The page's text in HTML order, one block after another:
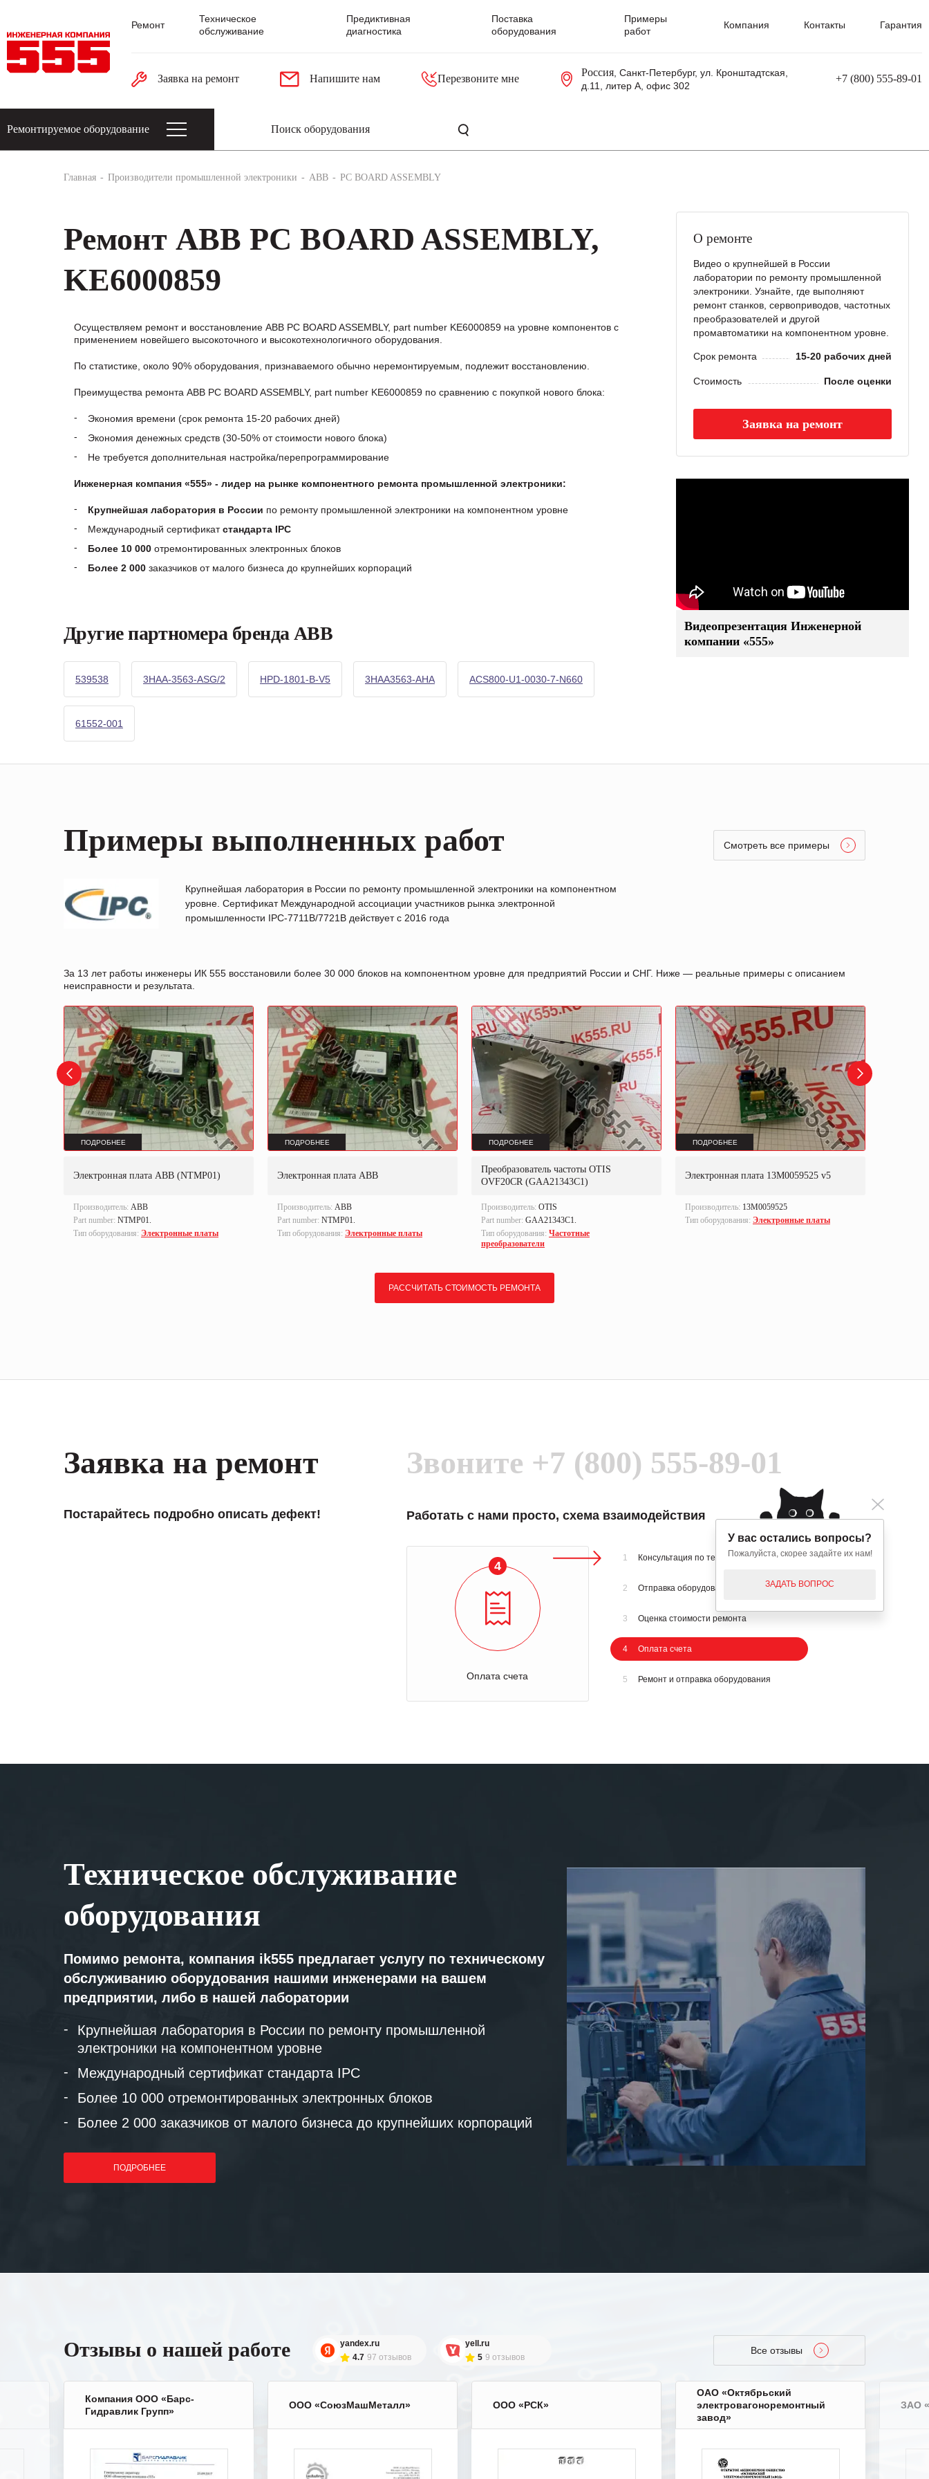
Ремонт
Техническое
обслуживание
Предиктивная
диагностика
Поставка
оборудования
Примеры
работ
Компания Контакты Гарантия
Заявка на ремонт Напишите нам Перезвоните мне
Россия, Санкт-Петербург, ул. Кронштадтская,
д.11, литер А, офис 302
+7 (800) 555-89-01
Ремонтируемое оборудование
Главная Производители промышленной электроники ABB PC BOARD ASSEMBLY
Ремонт ABB PC BOARD ASSEMBLY,
KE6000859
Осуществляем ремонт и восстановление ABB PC BOARD ASSEMBLY, part number KE6000859 на уровне компонентов с
применением новейшего высокоточного и высокотехнологичного оборудования.
По статистике, около 90% оборудования, признаваемого обычно неремонтируемым, подлежит восстановлению.
Преимущества ремонта ABB PC BOARD ASSEMBLY, part number KE6000859 по сравнению с покупкой нового блока:
Экономия времени (срок ремонта 15-20 рабочих дней)
Экономия денежных средств (30-50% от стоимости нового блока)
Не требуется дополнительная настройка/перепрограммирование
Инженерная компания «555» - лидер на рынке компонентного ремонта промышленной электроники:
Крупнейшая лаборатория в России по ремонту промышленной электроники на компонентном уровне
Международный сертификатстандарта IPC
Более 10 000 отремонтированных электронных блоков
Более 2 000 заказчиков от малого бизнеса до крупнейших корпораций
Другие партномера бренда ABB
539538 3HAA-3563-ASG/2 HPD-1801-B-V5 3HAA3563-AHA ACS800-U1-0030-7-N660
61552-001
О ремонте
Видео о крупнейшей в России
лаборатории по ремонту промышленной
электроники. Узнайте, где выполняют
ремонт станков, сервоприводов, частотных
преобразователей и другой
промавтоматики на компонентном уровне.
Срок ремонта 15-20 рабочих дней
Стоимость После оценки
Заявка на ремонт
Видеопрезентация Инженерной
компании «555»
Примеры выполненных работ
Крупнейшая лаборатория в России по ремонту промышленной электроники на компонентном
уровне. Сертификат Международной ассоциации участников рынка электронной
промышленности IPC-7711B/7721B действует с 2016 года
Смотреть все примеры
За 13 лет работы инженеры ИК 555 восстановили более 30 000 блоков на компонентном уровне для предприятий России и СНГ. Ниже — реальные примеры с описанием
неисправности и результата.
ПОДРОБНЕЕ
Электронная плата ABB (NTMP01)
Производитель: ABB
Part number: NTMP01.
Тип оборудования: Электронные платы
ПОДРОБНЕЕ
Электронная плата ABB
Производитель: ABB
Part number: NTMP01.
Тип оборудования: Электронные платы
ПОДРОБНЕЕ
Преобразователь частоты OTIS
OVF20CR (GAA21343C1)
Производитель: OTIS
Part number: GAA21343C1.
Тип оборудования: Частотные
преобразователи
ПОДРОБНЕЕ
Электронная плата 13M0059525 v5
Производитель: 13M0059525
Тип оборудования: Электронные платы
РАССЧИТАТЬ СТОИМОСТЬ РЕМОНТА
Заявка на ремонт
Постарайтесь подробно описать дефект!
Звоните +7 (800) 555-89-01
Работать с нами просто, схема взаимодействия
4
Оплата счета
1 Консультация по телефону
2 Отправка оборудования на осмотр
3 Оценка стоимости ремонта
4 Оплата счета
5 Ремонт и отправка оборудования
Техническое обслуживание
оборудования
Помимо ремонта, компания ik555 предлагает услугу по техническому
обслуживанию оборудования нашими инженерами на вашем
предприятии, либо в нашей лаборатории
Крупнейшая лаборатория в России по ремонту промышленной
электроники на компонентном уровне
Международный сертификат стандарта IPC
Более 10 000 отремонтированных электронных блоков
Более 2 000 заказчиков от малого бизнеса до крупнейших корпораций
ПОДРОБНЕЕ
Отзывы о нашей работе
yandex.ru
4.7 97 отзывов
yell.ru
5 9 отзывов
Все отзывы
Компания ООО «Барс-
Гидравлик Групп»
ООО «СоюзМашМеталл» ООО «РСК»
ОАО «Октябрьский
электровагоноремонтный
завод»
ЗАО
У вас остались вопросы?
Пожалуйста, скорее задайте их нам!
ЗАДАТЬ ВОПРОС